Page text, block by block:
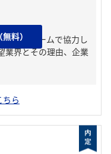
る？、チームで協力し
業界とその理由、企業
料）
ら